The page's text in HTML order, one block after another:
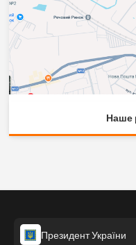
Наше
Президент України